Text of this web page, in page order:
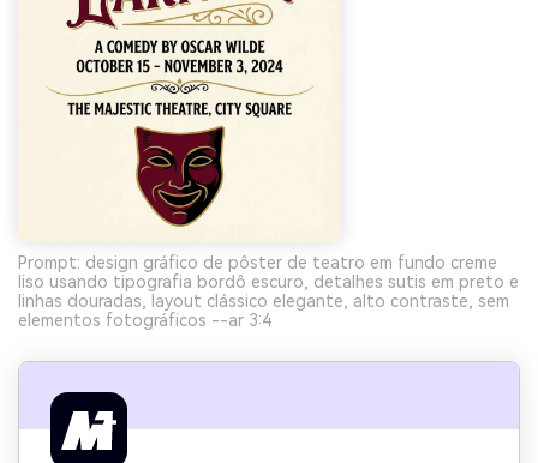
Prompt: design gráfico de pôster de teatro em fundo creme
liso usando tipografia bordô escuro, detalhes sutis em preto e
linhas douradas, layout clássico elegante, alto contraste, sem
elementos fotográficos --ar 3:4